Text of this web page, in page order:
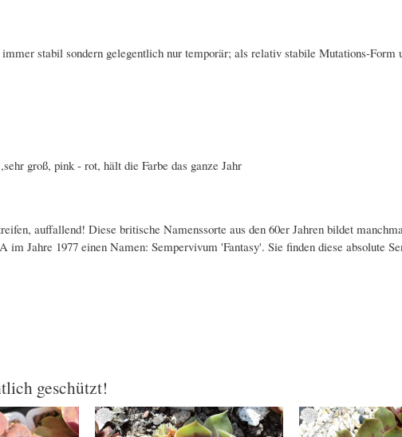
stabil sondern gelegentlich nur temporär; als relativ stabile Mutations-Form
groß, pink - rot, hält die Farbe das ganze Jahr
auffallend! Diese britische Namenssorte aus den 60er Jahren bildet
Jahre 1977 einen Namen: Sempervivum 'Fantasy'. Sie finden diese absolute
geschützt!